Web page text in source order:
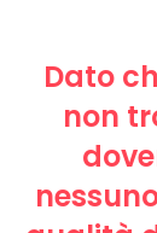
Dato
non